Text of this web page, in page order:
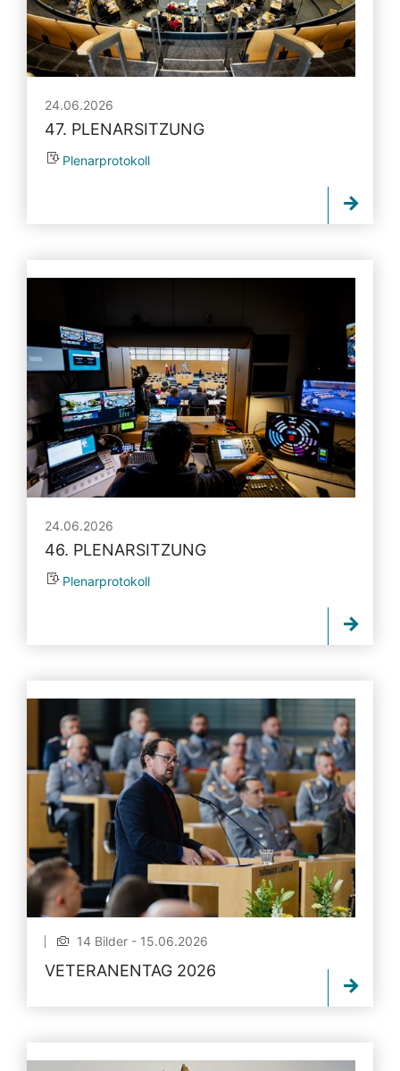
24.06.2026
47. PLENARSITZUNG
Plenarprotokoll
24.06.2026
46. PLENARSITZUNG
Plenarprotokoll
14 Bilder - 15.06.2026
VETERANENTAG 2026